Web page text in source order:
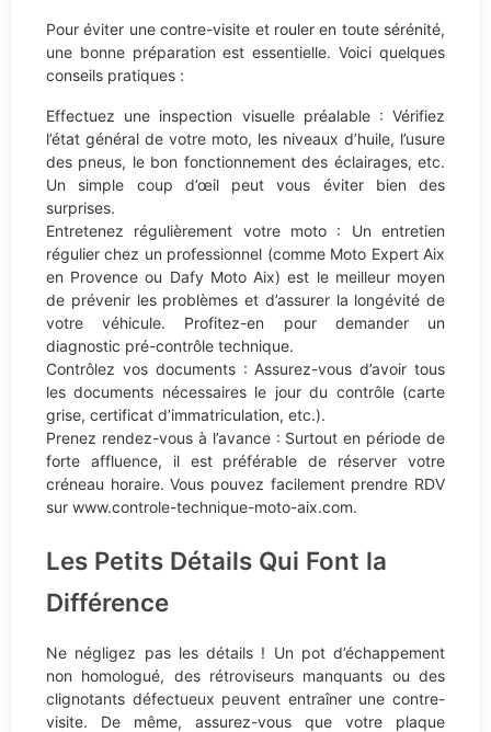
Pour éviter une contre-visite et rouler en toute sérénité,
une bonne préparation est essentielle. Voici quelques
conseils pratiques :
Effectuez une inspection visuelle préalable : Vérifiez
l’état général de votre moto, les niveaux d’huile, l’usure
des pneus, le bon fonctionnement des éclairages, etc.
Un simple coup d’œil peut vous éviter bien des
surprises.
Entretenez régulièrement votre moto : Un entretien
régulier chez un professionnel (comme Moto Expert Aix
en Provence ou Dafy Moto Aix) est le meilleur moyen
de prévenir les problèmes et d’assurer la longévité de
votre véhicule. Profitez-en pour demander un
diagnostic pré-contrôle technique.
Contrôlez vos documents : Assurez-vous d’avoir tous
les documents nécessaires le jour du contrôle (carte
grise, certificat d’immatriculation, etc.).
Prenez rendez-vous à l’avance : Surtout en période de
forte affluence, il est préférable de réserver votre
créneau horaire. Vous pouvez facilement prendre RDV
sur www.controle-technique-moto-aix.com.
Les Petits Détails Qui Font la
Différence
Ne négligez pas les détails ! Un pot d’échappement
non homologué, des rétroviseurs manquants ou des
clignotants défectueux peuvent entraîner une contre-
visite. De même, assurez-vous que votre plaque